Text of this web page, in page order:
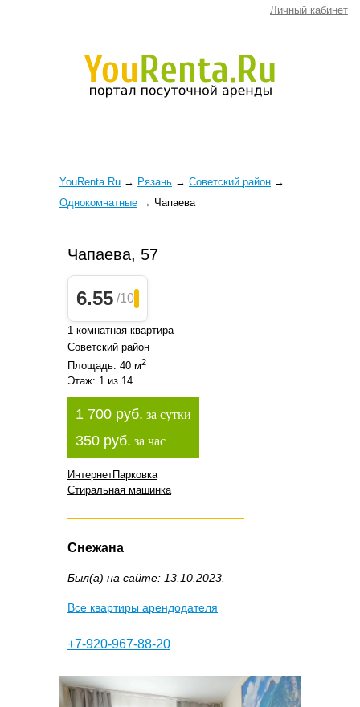
Личный кабинет
YouRenta.Ru → Рязань → Советский район →
Однокомнатные → Чапаева
Чапаева, 57
6.55 /10
1-комнатная квартира
Советский район
Площадь: 40 м2
Этаж: 1 из 14
1 700 руб. за сутки
350 руб. за час
ИнтернетПарковка
Стиральная машинка
Снежана
Был(а) на сайте: 13.10.2023.
Все квартиры арендодателя
+7-920-967-88-20